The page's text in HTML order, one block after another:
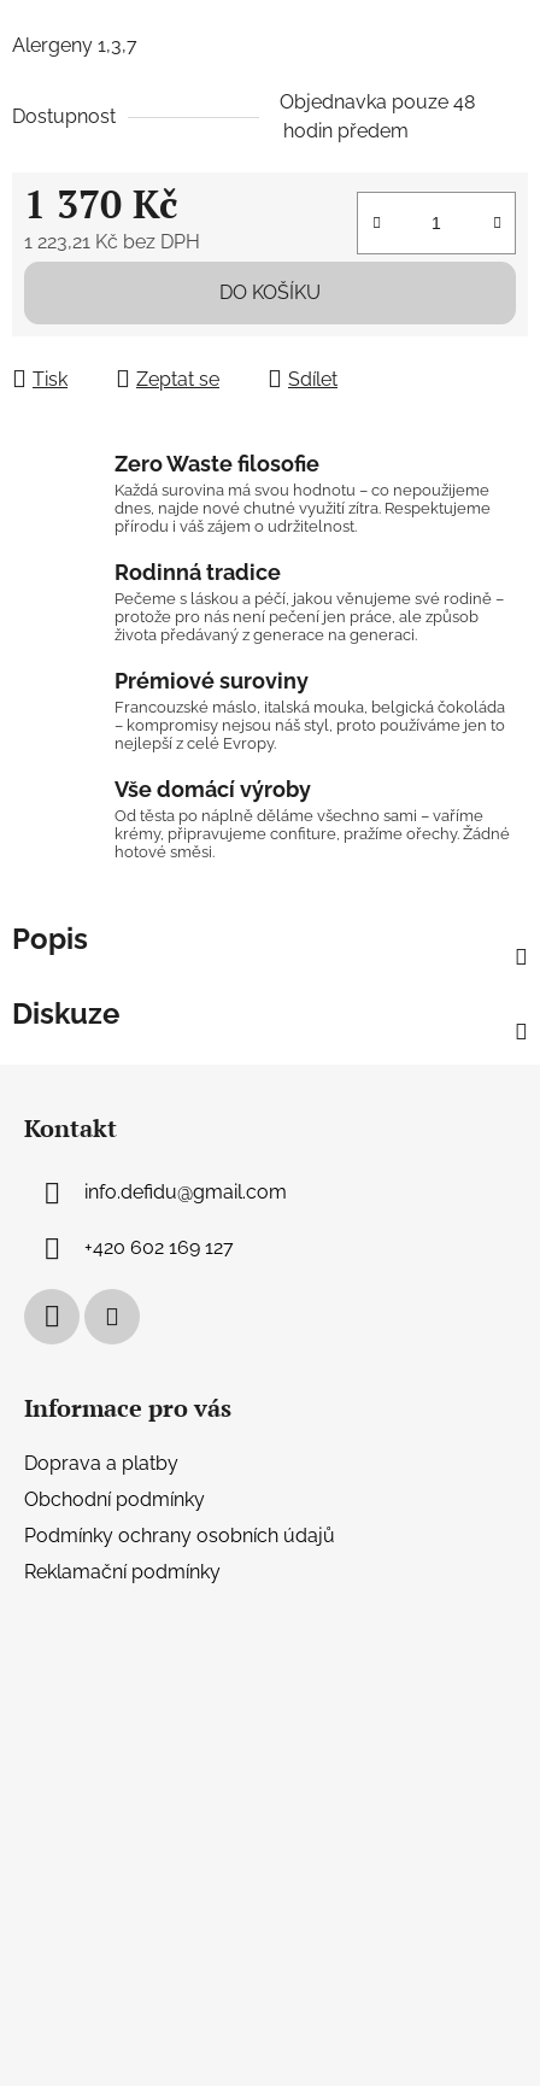
Alergeny 1,3,7
Dostupnost
Objednavka pouze 48
hodin předem
1 370 Kč
1 223,21 Kč bez DPH
Měrná cena:
DO KOŠÍKU
Tisk Zeptat se Sdílet
Zero Waste filosofie
Každá surovina má svou hodnotu – co nepoužijeme
dnes, najde nové chutné využití zítra. Respektujeme
přírodu i váš zájem o udržitelnost.
Rodinná tradice
Pečeme s láskou a péčí, jakou věnujeme své rodině –
protože pro nás není pečení jen práce, ale způsob
života předávaný z generace na generaci.
Prémiové suroviny
Francouzské máslo, italská mouka, belgická čokoláda
– kompromisy nejsou náš styl, proto používáme jen to
nejlepší z celé Evropy.
Vše domácí výroby
Od těsta po náplně děláme všechno sami – vaříme
krémy, připravujeme confiture, pražíme ořechy. Žádné
hotové směsi.
Popis
Diskuze
Kontakt
info.defidu@gmail.com
+420 602 169 127
Informace pro vás
Doprava a platby
Obchodní podmínky
Podmínky ochrany osobních údajů
Reklamační podmínky